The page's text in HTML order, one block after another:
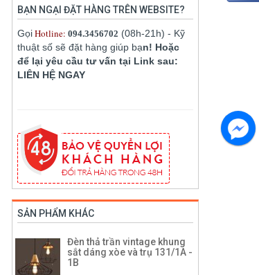
BẠN NGẠI ĐẶT HÀNG TRÊN WEBSITE?
GọiHotline: 094.3456702 (08h-21h) - Kỹ
thuật số sẽ đặt hàng giúp bạn! Hoặc
để lại yêu cầu tư vấn tại Link sau:
LIÊN HỆ NGAY
SẢN PHẨM KHÁC
Đèn thả trần vintage khung
sắt dáng xòe và trụ 131/1A -
1B